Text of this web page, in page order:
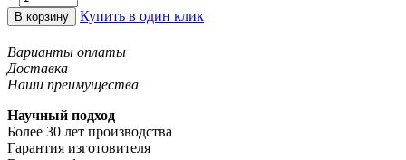
В корзину Купить в один клик
Варианты оплаты
Доставка
Наши преимущества
Научный подход
Более 30 лет производства
Гарантия изготовителя